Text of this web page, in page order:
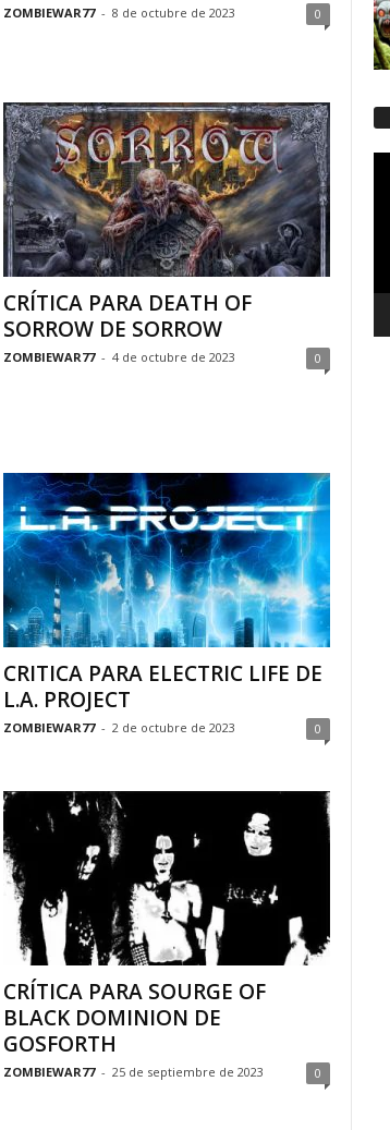
ZOMBIEWAR77 - 8 de octubre de 2023 0
CRÍTICA PARA DEATH OF
SORROW DE SORROW
ZOMBIEWAR77 - 4 de octubre de 2023 0
CRITICA PARA ELECTRIC LIFE DE
L.A. PROJECT
ZOMBIEWAR77 - 2 de octubre de 2023 0
CRÍTICA PARA SOURGE OF
BLACK DOMINION DE
GOSFORTH
ZOMBIEWAR77 - 25 de septiembre de 2023 0